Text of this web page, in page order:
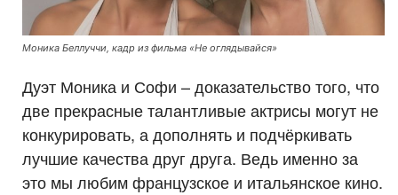
Моника Беллуччи, кадр из фильма «Не оглядывайся»
Дуэт Моника и Софи – доказательство того, что
две прекрасные талантливые актрисы могут не
конкурировать, а дополнять и подчёркивать
лучшие качества друг друга. Ведь именно за
это мы любим французское и итальянское кино.